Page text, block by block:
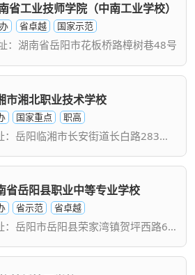
省工业技师学院（中南工业学校）
省卓越 国家示范
：湖南省岳阳市花板桥路樟树巷48号
市湘北职业技术学校
国家重点 职高
地址：岳阳临湘市长安街道长白路283号/五里街道石咀社区156号
省岳阳县职业中等专业学校
省示范 省卓越
地址：岳阳市岳阳县荣家湾镇贺坪西路61号